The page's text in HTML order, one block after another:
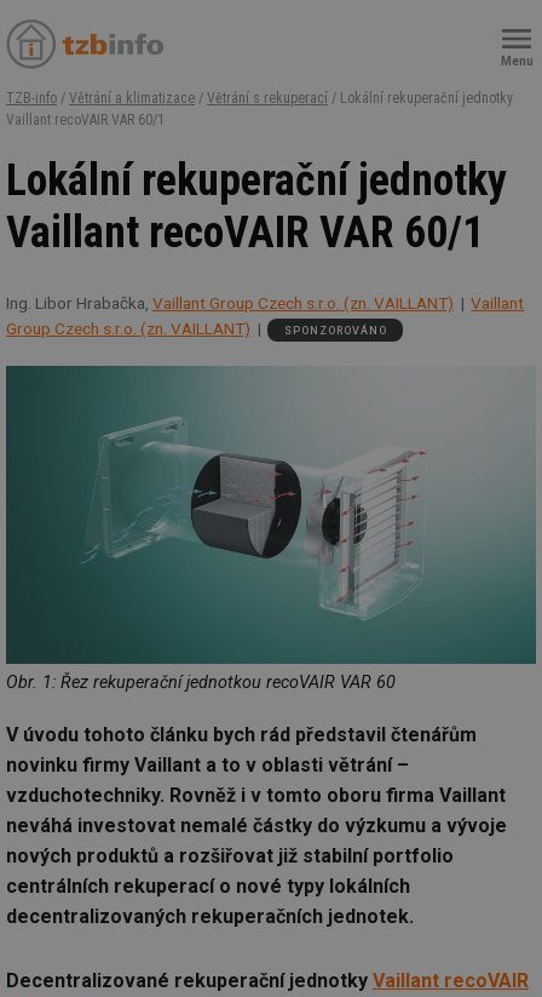
Menu
TZB-info / Větrání a klimatizace / Větrání s rekuperací / Lokální rekuperační jednotky
Vaillant recoVAIR VAR 60/1
Lokální rekuperační jednotky
Vaillant recoVAIR VAR 60/1
Ing. Libor Hrabačka, Vaillant Group Czech s.r.o. (zn. VAILLANT)
Vaillant
Group Czech s.r.o. (zn. VAILLANT)
SPONZOROVÁNO
Obr. 1: Řez rekuperační jednotkou recoVAIR VAR 60
V úvodu tohoto článku bych rád představil čtenářům
novinku firmy Vaillant a to v oblasti větrání –
vzduchotechniky. Rovněž i v tomto oboru firma Vaillant
neváhá investovat nemalé částky do výzkumu a vývoje
nových produktů a rozšiřovat již stabilní portfolio
centrálních rekuperací o nové typy lokálních
decentralizovaných rekuperačních jednotek.
Decentralizované rekuperační jednotky Vaillant recoVAIR